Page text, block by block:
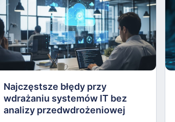
Najczęstsze błędy przy
wdrażaniu systemów IT bez
analizy przedwdrożeniowej